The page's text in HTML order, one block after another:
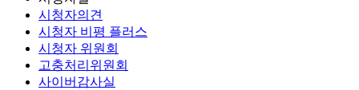
시청자의견
시청자 비평 플러스
시청자 위원회
고충처리위원회
사이버감사실